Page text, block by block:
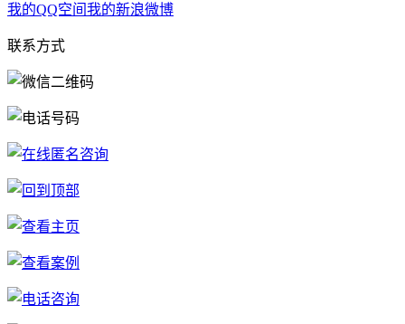
我的QQ空间我的新浪微博
联系方式